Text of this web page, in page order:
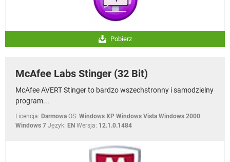
Pobierz
McAfee Labs Stinger (32 Bit)
McAfee AVERT Stinger to bardzo wszechstronny i samodzielny
program...
Licencja: Darmowa OS: Windows XP Windows Vista Windows 2000
Windows 7 Język: EN Wersja: 12.1.0.1484